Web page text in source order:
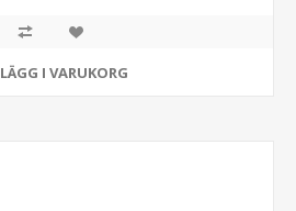
LÄGG I VARUKORG